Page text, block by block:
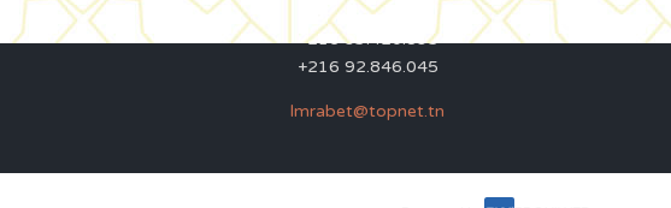
premier ministère)
+216 93.420.895
+216 92.846.045
lmrabet@topnet.tn